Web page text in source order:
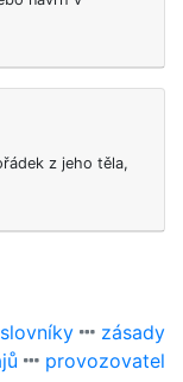
z jeho těla,
zásady
provozovatel